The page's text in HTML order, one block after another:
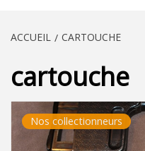
ACCUEIL CARTOUCHE
cartouche
Nos collectionneurs